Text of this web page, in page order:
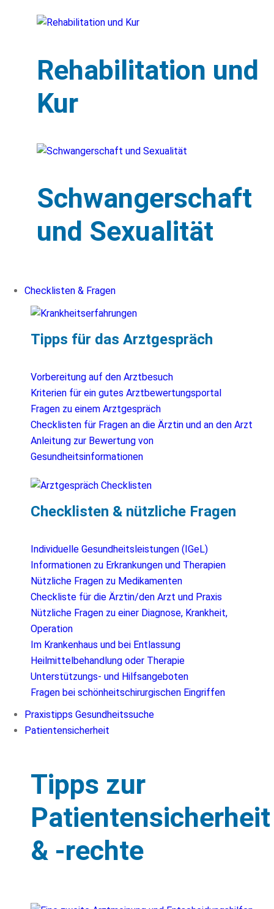
Rehabilitation und
Kur
Schwangerschaft
und Sexualität
Checklisten & Fragen
Tipps für das Arztgespräch
Vorbereitung auf den Arztbesuch
Kriterien für ein gutes Arztbewertungsportal
Fragen zu einem Arztgespräch
Checklisten für Fragen an die Ärztin und an den Arzt
Anleitung zur Bewertung von
Gesundheitsinformationen
Checklisten & nützliche Fragen
Individuelle Gesundheitsleistungen (IGeL)
Informationen zu Erkrankungen und Therapien
Nützliche Fragen zu Medikamenten
Checkliste für die Ärztin/den Arzt und Praxis
Nützliche Fragen zu einer Diagnose, Krankheit,
Operation
Im Krankenhaus und bei Entlassung
Heilmittelbehandlung oder Therapie
Unterstützungs- und Hilfsangeboten
Fragen bei schönheitschirurgischen Eingriffen
Praxistipps Gesundheitssuche
Patientensicherheit
Tipps zur
Patientensicherheit
& -rechte